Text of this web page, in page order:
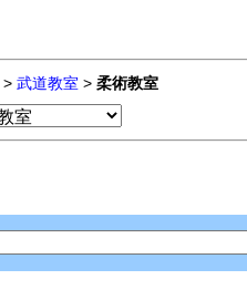
> 武道教室 > 柔術教室